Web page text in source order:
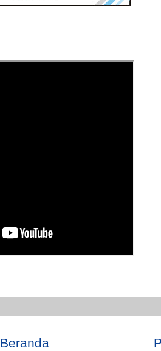
Beranda